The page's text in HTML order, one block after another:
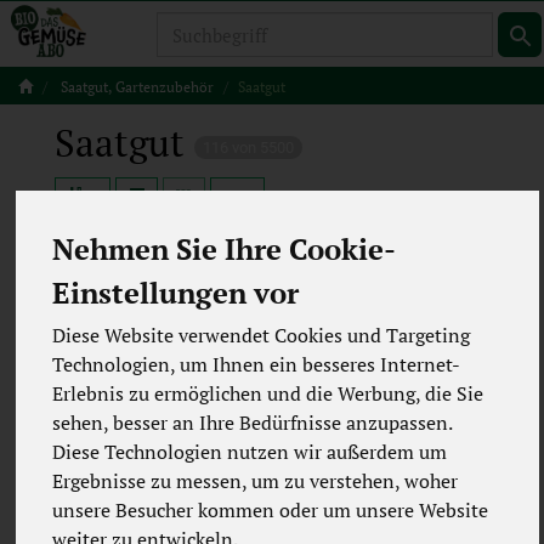
Nehmen Sie Ihre Cookie-
Einstellungen vor
Diese Website verwendet Cookies und Targeting
Technologien, um Ihnen ein besseres Internet-
Erlebnis zu ermöglichen und die Werbung, die Sie
sehen, besser an Ihre Bedürfnisse anzupassen.
Diese Technologien nutzen wir außerdem um
Ergebnisse zu messen, um zu verstehen, woher
unsere Besucher kommen oder um unsere Website
Saatgut, Gartenzubehör Saatgut
Saatgut
12
Hersteller Ernährung
Allergene Merkmale